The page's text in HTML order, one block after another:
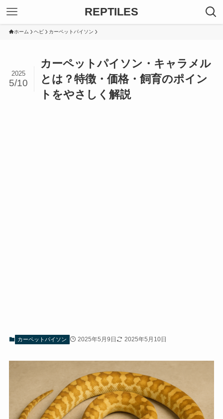
REPTILES
ホーム ヘビ カーペットパイソン
カーペットパイソン・キャラメル
とは？特徴・価格・飼育のポイン
トをやさしく解説
2025
5/10
カーペットパイソン 2025年5月9日 2025年5月10日